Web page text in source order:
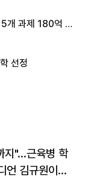
개 과제 180억 지
선정
지"…근육병 학
언 김규원이었